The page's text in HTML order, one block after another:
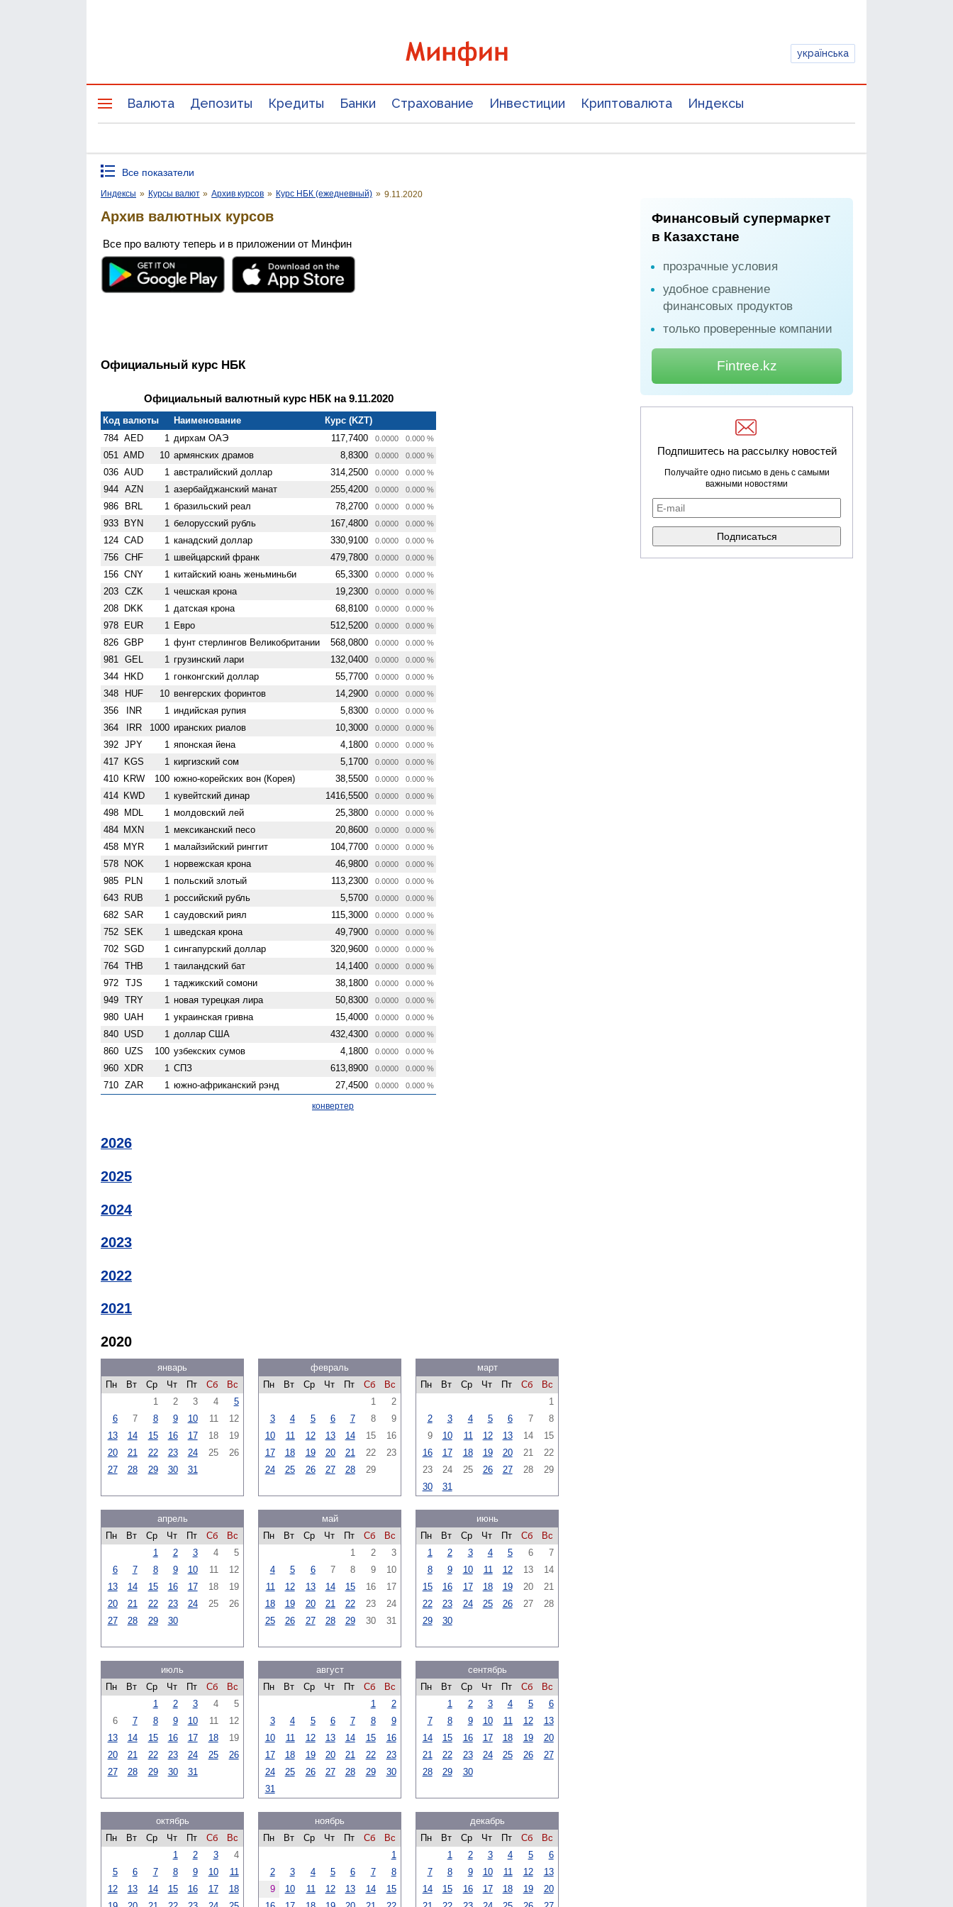
українська
Валюта Депозиты Кредиты Банки Страхование Инвестиции Криптовалюта Индексы
Все показатели
Индексы » Курсы валют » Архив курсов » Курс НБК (ежедневный) » 9.11.2020
Архив валютных курсов
Все про валюту теперь и в приложении от Минфин
Официальный курс НБК
Официальный валютный курс НБК на 9.11.2020
Код валюты Наименование
Курс (KZT)
784 AED 1 дирхам ОАЭ 117,7400 0.0000 0.000 %
051 AMD 10 армянских драмов 8,8300 0.0000 0.000 %
036 AUD 1 австралийский доллар 314,2500 0.0000 0.000 %
944 AZN 1 азербайджанский манат 255,4200 0.0000 0.000 %
986 BRL 1 бразильский реал 78,2700 0.0000 0.000 %
933 BYN 1 белорусский рубль 167,4800 0.0000 0.000 %
124 CAD 1 канадский доллар 330,9100 0.0000 0.000 %
756 CHF 1 швейцарский франк 479,7800 0.0000 0.000 %
156 CNY 1 китайский юань женьминьби 65,3300 0.0000 0.000 %
203 CZK 1 чешская крона 19,2300 0.0000 0.000 %
208 DKK 1 датская крона 68,8100 0.0000 0.000 %
978 EUR 1 Евро 512,5200 0.0000 0.000 %
826 GBP 1 фунт стерлингов Велико­британии 568,0800 0.0000 0.000 %
981 GEL 1 грузинский лари 132,0400 0.0000 0.000 %
344 HKD 1 гонконгский доллар 55,7700 0.0000 0.000 %
348 HUF 10 венгерских форинтов 14,2900 0.0000 0.000 %
356 INR 1 индийская рупия 5,8300 0.0000 0.000 %
364 IRR 1000 иранских риалов 10,3000 0.0000 0.000 %
392 JPY 1 японская йена 4,1800 0.0000 0.000 %
417 KGS 1 киргизский сом 5,1700 0.0000 0.000 %
410 KRW 100 южно-корейских вон (Корея) 38,5500 0.0000 0.000 %
414 KWD 1 кувейтский динар 1416,5500 0.0000 0.000 %
498 MDL 1 молдовский лей 25,3800 0.0000 0.000 %
484 MXN 1 мексиканский песо 20,8600 0.0000 0.000 %
458 MYR 1 малайзийский ринггит 104,7700 0.0000 0.000 %
578 NOK 1 норвежская крона 46,9800 0.0000 0.000 %
985 PLN 1 польский злотый 113,2300 0.0000 0.000 %
643 RUB 1 российский рубль 5,5700 0.0000 0.000 %
682 SAR 1 саудовский риял 115,3000 0.0000 0.000 %
752 SEK 1 шведская крона 49,7900 0.0000 0.000 %
702 SGD 1 сингапурский доллар 320,9600 0.0000 0.000 %
764 THB 1 таиландский бат 14,1400 0.0000 0.000 %
972 TJS 1 таджикский сомони 38,1800 0.0000 0.000 %
949 TRY 1 новая турецкая лира 50,8300 0.0000 0.000 %
980 UAH 1 украинская гривна 15,4000 0.0000 0.000 %
840 USD 1 доллар США 432,4300 0.0000 0.000 %
860 UZS 100 узбекских сумов 4,1800 0.0000 0.000 %
960 XDR 1 СПЗ 613,8900 0.0000 0.000 %
710 ZAR 1 южно-африканский рэнд 27,4500 0.0000 0.000 %
конвертер
2026
2025
2024
2023
2022
2021
2020
январь
Пн
Вт Ср Чт Пт Сб
Вс
1
2 3 4
5
6
7 8 9 10 11
12
13
14 15 16 17 18
19
20
21 22 23 24 25
26
27
28 29 30 31
февраль
Пн
Вт Ср Чт Пт Сб
Вс
1
2
3
4 5 6 7 8
9
10
11 12 13 14 15
16
17
18 19 20 21 22
23
24
25 26 27 28 29
март
Пн
Вт Ср Чт Пт Сб
Вс
1
2
3 4 5 6 7
8
9
10 11 12 13 14
15
16
17 18 19 20 21
22
23
24 25 26 27 28
29
30
31
апрель
Пн
Вт Ср Чт Пт Сб
Вс
1
2 3 4
5
6
7 8 9 10 11
12
13
14 15 16 17 18
19
20
21 22 23 24 25
26
27
28 29 30
май
Пн
Вт Ср Чт Пт Сб
Вс
1
2
3
4
5 6 7 8 9
10
11
12 13 14 15 16
17
18
19 20 21 22 23
24
25
26 27 28 29 30 31
июнь
Пн
Вт Ср Чт Пт Сб
Вс
1
2 3 4 5 6
7
8
9 10 11 12 13
14
15
16 17 18 19 20
21
22
23 24 25 26 27
28
29
30
июль
Пн
Вт Ср Чт Пт Сб
Вс
1
2 3 4
5
6
7 8 9 10 11
12
13
14 15 16 17 18
19
20
21 22 23 24 25
26
27
28 29 30 31
август
Пн
Вт Ср Чт Пт Сб
Вс
1
2
3
4 5 6 7 8
9
10
11 12 13 14 15
16
17
18 19 20 21 22
23
24
25 26 27 28 29
30
31
сентябрь
Пн
Вт Ср Чт Пт Сб
Вс
1
2 3 4 5
6
7
8 9 10 11 12
13
14
15 16 17 18 19
20
21
22 23 24 25 26
27
28
29 30
октябрь
Пн
Вт Ср Чт Пт Сб
Вс
1
2 3
4
5
6 7 8 9 10
11
12
13 14 15 16 17
18
ноябрь
Пн
Вт Ср Чт Пт Сб
Вс
1
2
3 4 5 6 7
8
9
10 11 12 13 14
15
декабрь
Пн
Вт Ср Чт Пт Сб
Вс
1
2 3 4 5
6
7
8 9 10 11 12
13
14
15 16 17 18 19
20
Финансовый супермаркет
в Казахстане
прозрачные условия
удобное сравнение
финансовых продуктов
только проверенные компании
Fintree.kz
Подпишитесь на рассылку новостей
Получайте одно письмо в день с самыми
важными новостями